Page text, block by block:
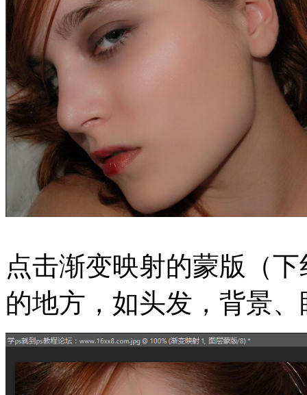
点击渐变映射的蒙版（
的地方，如头发，背景